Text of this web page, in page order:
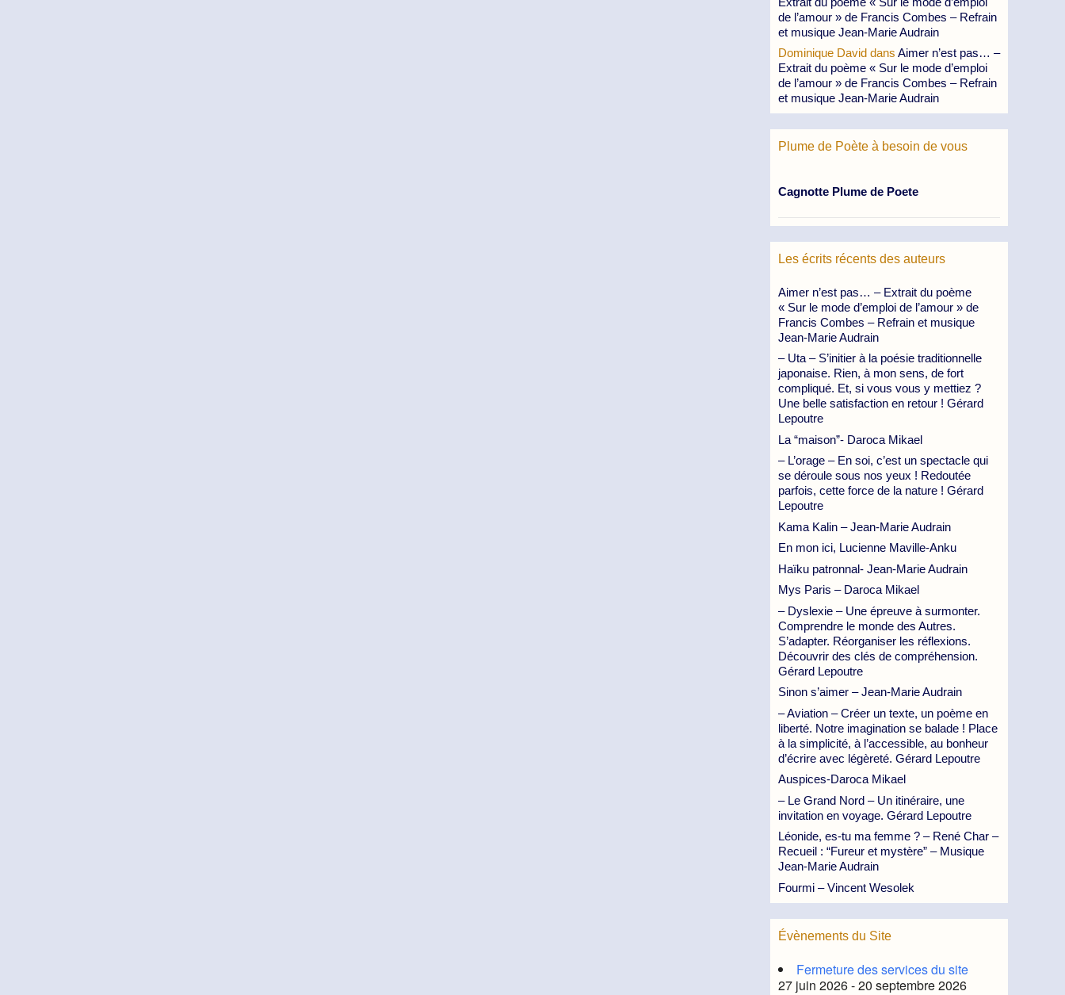
de l’amour » de Francis Combes – Refrain
et musique Jean-Marie Audrain
Dominique David dans Aimer n’est pas… –
Extrait du poème « Sur le mode d’emploi
de l’amour » de Francis Combes – Refrain
et musique Jean-Marie Audrain
Plume de Poète à besoin de vous
Cagnotte Plume de Poete
Les écrits récents des auteurs
Aimer n’est pas… – Extrait du poème
« Sur le mode d’emploi de l’amour » de
Francis Combes – Refrain et musique
Jean-Marie Audrain
– Uta – S’initier à la poésie traditionnelle
japonaise. Rien, à mon sens, de fort
compliqué. Et, si vous vous y mettiez ?
Une belle satisfaction en retour ! Gérard
Lepoutre
La “maison”- Daroca Mikael
– L’orage – En soi, c’est un spectacle qui
se déroule sous nos yeux ! Redoutée
parfois, cette force de la nature ! Gérard
Lepoutre
Kama Kalin – Jean-Marie Audrain
En mon ici, Lucienne Maville-Anku
Haïku patronnal- Jean-Marie Audrain
Mys Paris – Daroca Mikael
– Dyslexie – Une épreuve à surmonter.
Comprendre le monde des Autres.
S’adapter. Réorganiser les réflexions.
Découvrir des clés de compréhension.
Gérard Lepoutre
Sinon s’aimer – Jean-Marie Audrain
– Aviation – Créer un texte, un poème en
liberté. Notre imagination se balade ! Place
à la simplicité, à l’accessible, au bonheur
d’écrire avec légèreté. Gérard Lepoutre
Auspices-Daroca Mikael
– Le Grand Nord – Un itinéraire, une
invitation en voyage. Gérard Lepoutre
Léonide, es-tu ma femme ? – René Char –
Recueil : “Fureur et mystère” – Musique
Jean-Marie Audrain
Fourmi – Vincent Wesolek
Évènements du Site
Fermeture des services du site
27 juin 2026 - 20 septembre 2026